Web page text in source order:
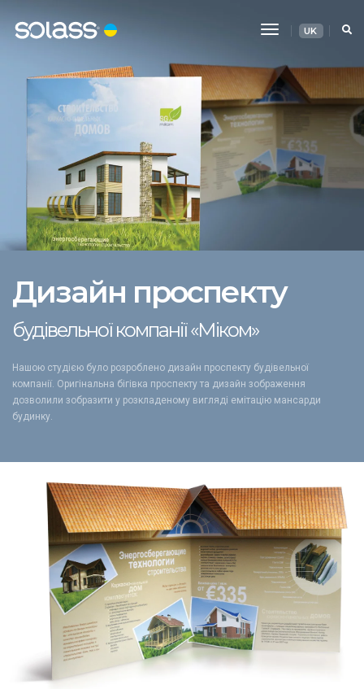
Перемикання
UK
Дизайн проспекту
будівельної компанії «Міком»
Нашою студією було розроблено дизайн проспекту будівельної
компанії. Оригінальна бігівка проспекту та дизайн зображення
дозволили зобразити у розкладеному вигляді емітацію мансарди
будинку.